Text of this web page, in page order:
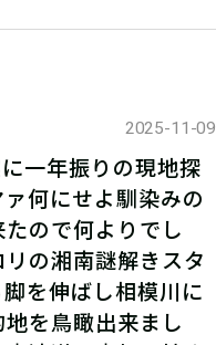
2025-11-09
一年振りの現地探
何にせよ馴染みの
ので何よりでし
の湘南謎解きスタ
を伸ばし相模川に
を鳥瞰出来まし